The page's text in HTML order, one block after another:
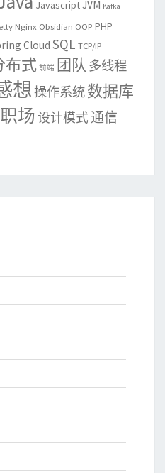
JavascriptJVM Kafka
Nginx Obsidian OOP PHP
Cloud SQL TCP/IP
布式 前端 团队 多线程
想操作系统数据库
职场设计模式通信